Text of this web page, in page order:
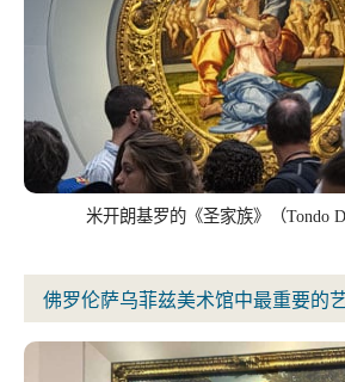
米开朗基罗的《圣家族》（Tondo
佛罗伦萨乌菲兹美术馆中最重要的